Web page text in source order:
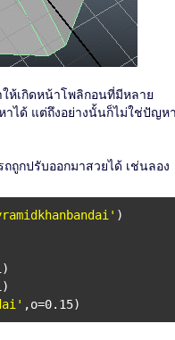
ห้เกิดหน้าโพลิกอนที่มีหลาย
ได้ แต่ถึงอย่างนั้นก็ไม่ใช่ปัญห
ถูกปรับออกมาสวยได้ เช่นลอง
)
,o=0.15)